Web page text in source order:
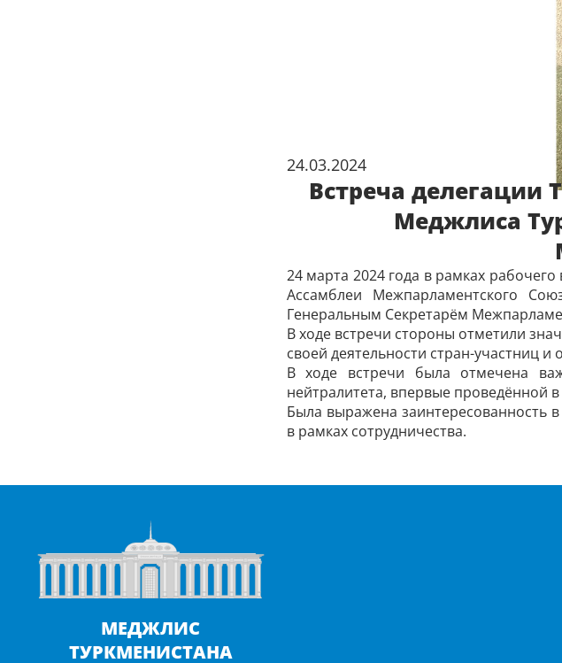
24.03.2024
Встреча делегации
Меджлиса
24 марта 2024 года в рамках
Ассамблеи Межпарламентского
Генеральным Секретарём
В ходе встречи стороны отметили
своей деятельности стран-участниц
В ходе встречи была отмечена
нейтралитета, впервые проведённой
Была выражена заинтересованность
в рамках сотрудничества.
МЕДЖЛИС
ТУРКМЕНИСТАНА